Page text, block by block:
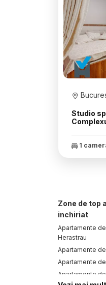
Studio
1
Zone de top
inchiriat
Apartamente
Herastrau
Apartamente
Apartamente
Apartamente